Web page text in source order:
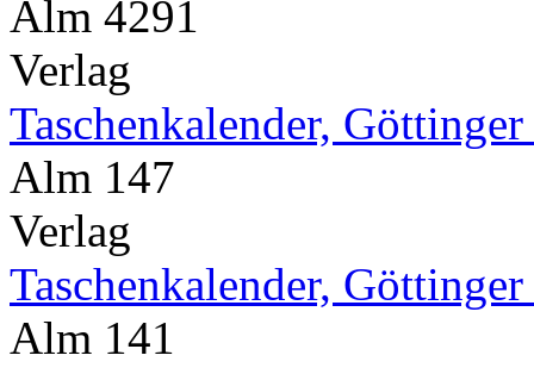
Alm 4291
Verlag
Taschenkalender,
Alm 147
Verlag
Taschenkalender,
Alm 141